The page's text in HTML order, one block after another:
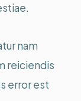
nam
reiciendis
error est